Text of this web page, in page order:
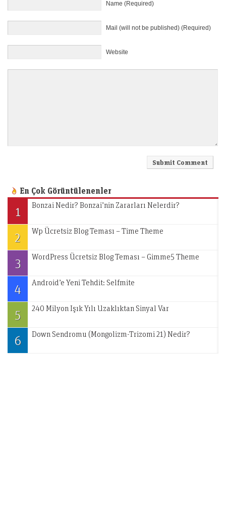
Name (Required)
Mail (will not be published) (Required)
Website
En Çok Görüntülenenler
1 Bonzai Nedir? Bonzai’nin Zararları Nelerdir?
2 Wp Ücretsiz Blog Teması – Time Theme
3 WordPress Ücretsiz Blog Teması – Gimme5 Theme
4 Android’e Yeni Tehdit: Selfmite
5 240 Milyon Işık Yılı Uzaklıktan Sinyal Var
6 Down Sendromu (Mongolizm-Trizomi 21) Nedir?